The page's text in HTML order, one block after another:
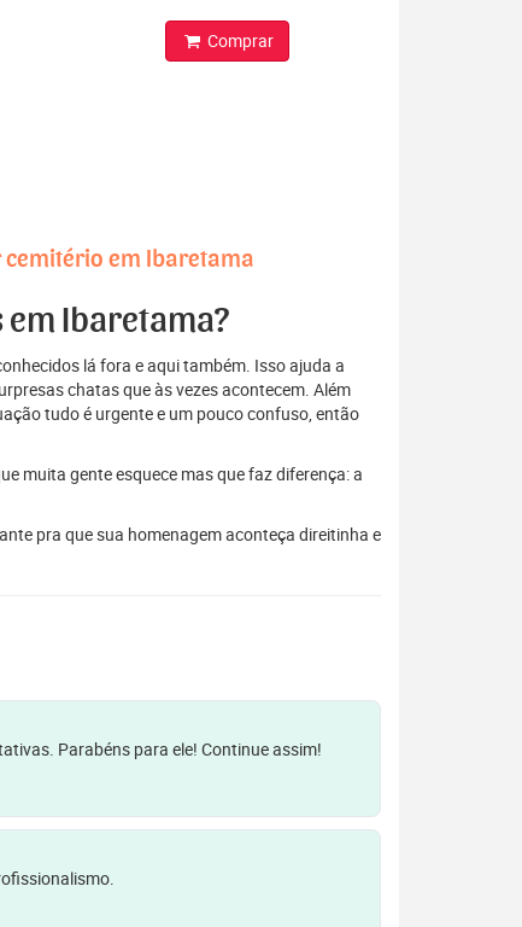
Comprar
em Ibaretama
Ibaretama?
lá fora e aqui também. Isso ajuda a
chatas que às vezes acontecem. Além
tudo é urgente e um pouco confuso, então
muita gente esquece mas que faz diferença: a
pra que sua homenagem aconteça direitinha e
Parabéns para ele! Continue assim!